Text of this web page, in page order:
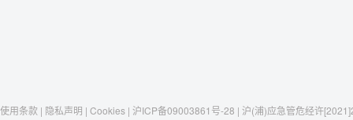
使用条款 | 隐私声明 | Cookies | 沪ICP备09003861号-28 | 沪(浦)应急管危经许